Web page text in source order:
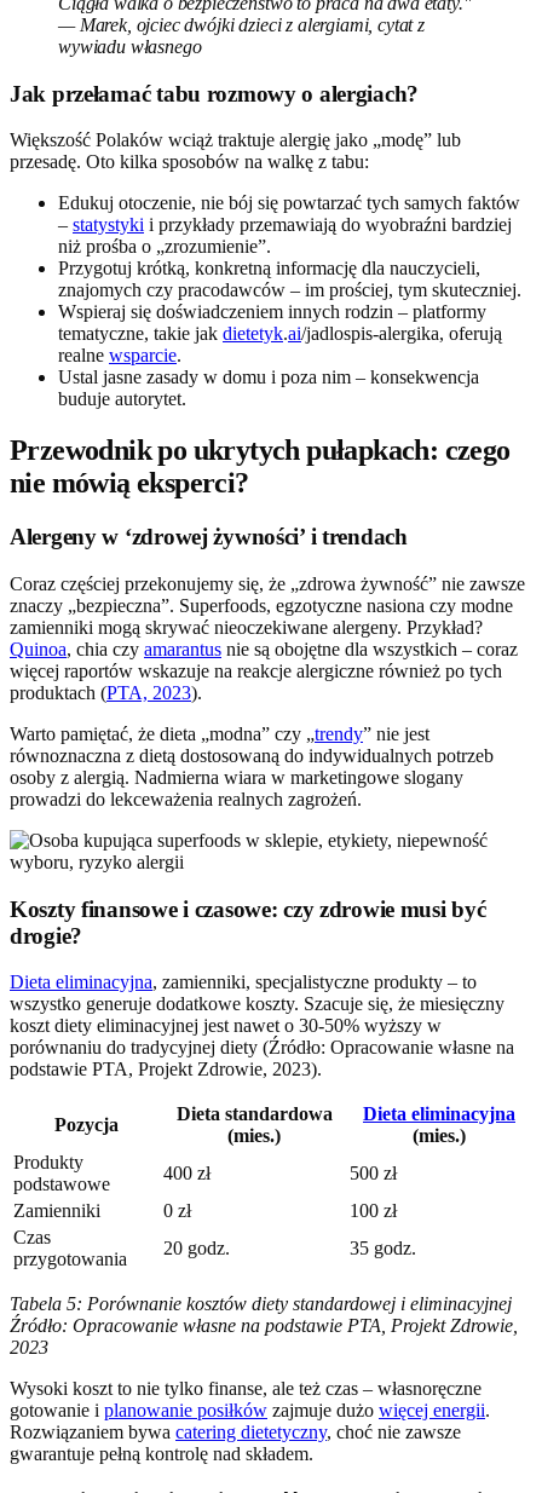
— Marek, ojciec dwójki dzieci z alergiami, cytat z
wywiadu własnego
Jak przełamać tabu rozmowy o alergiach?
Większość Polaków wciąż traktuje alergię jako „modę” lub
przesadę. Oto kilka sposobów na walkę z tabu:
Edukuj otoczenie, nie bój się powtarzać tych samych faktów
– statystyki i przykłady przemawiają do wyobraźni bardziej
niż prośba o „zrozumienie”.
Przygotuj krótką, konkretną informację dla nauczycieli,
znajomych czy pracodawców – im prościej, tym skuteczniej.
Wspieraj się doświadczeniem innych rodzin – platformy
tematyczne, takie jak dietetyk.ai/jadlospis-alergika, oferują
realne wsparcie.
Ustal jasne zasady w domu i poza nim – konsekwencja
buduje autorytet.
Przewodnik po ukrytych pułapkach: czego
nie mówią eksperci?
Alergeny w ‘zdrowej żywności’ i trendach
Coraz częściej przekonujemy się, że „zdrowa żywność” nie zawsze
znaczy „bezpieczna”. Superfoods, egzotyczne nasiona czy modne
zamienniki mogą skrywać nieoczekiwane alergeny. Przykład?
Quinoa, chia czy amarantus nie są obojętne dla wszystkich – coraz
więcej raportów wskazuje na reakcje alergiczne również po tych
produktach (PTA, 2023).
Warto pamiętać, że dieta „modna” czy „trendy” nie jest
równoznaczna z dietą dostosowaną do indywidualnych potrzeb
osoby z alergią. Nadmierna wiara w marketingowe slogany
prowadzi do lekceważenia realnych zagrożeń.
Koszty finansowe i czasowe: czy zdrowie musi być
drogie?
Dieta eliminacyjna, zamienniki, specjalistyczne produkty – to
wszystko generuje dodatkowe koszty. Szacuje się, że miesięczny
koszt diety eliminacyjnej jest nawet o 30-50% wyższy w
porównaniu do tradycyjnej diety (Źródło: Opracowanie własne na
podstawie PTA, Projekt Zdrowie, 2023).
Pozycja
Dieta standardowa
(mies.)
Dieta eliminacyjna
(mies.)
Produkty
podstawowe
400 zł
500 zł
Zamienniki
0 zł
100 zł
Czas
przygotowania
20 godz. 35 godz.
Tabela 5: Porównanie kosztów diety standardowej i eliminacyjnej
Źródło: Opracowanie własne na podstawie PTA, Projekt Zdrowie,
2023
Wysoki koszt to nie tylko finanse, ale też czas – własnoręczne
gotowanie i planowanie posiłków zajmuje dużo więcej energii.
Rozwiązaniem bywa catering dietetyczny, choć nie zawsze
gwarantuje pełną kontrolę nad składem.